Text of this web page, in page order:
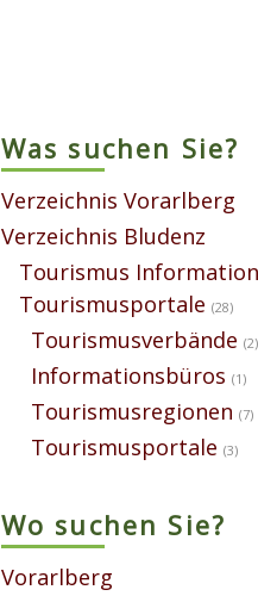
Was suchen Sie?
Verzeichnis Vorarlberg
Verzeichnis Bludenz
Tourismus
Tourismusportale (28)
Tourismusverbände (2)
Informationsbüros (1)
Tourismusregionen (7)
Tourismusportale (3)
Wo suchen Sie?
Vorarlberg